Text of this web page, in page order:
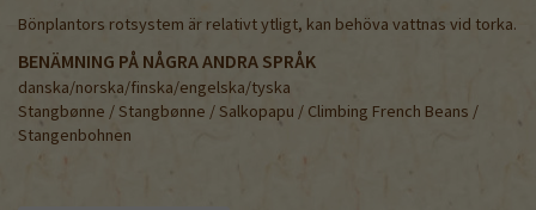
Bönplantors rotsystem är relativt ytligt, kan behöva vattnas vid torka.
BENÄMNING PÅ NÅGRA ANDRA SPRÅK
danska/norska/finska/engelska/tyska
Stangbønne / Stangbønne / Salkopapu / Climbing French Beans /
Stangenbohnen